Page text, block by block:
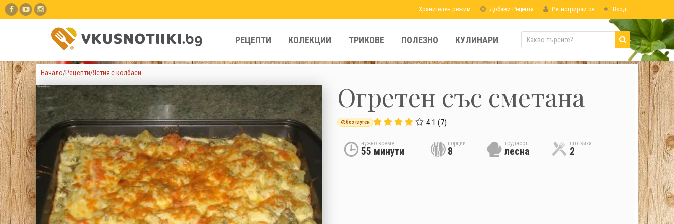
Хранителен режим Добави Рецепта Регистрирай се Вход
РЕЦЕПТИ КОЛЕКЦИИ ТРИКОВЕ ПОЛЕЗНО КУЛИНАРИ
Начало/Рецепти/Ястия с колбаси
Огретен със сметана
без глутен 4.1 (7)
нужно време
55 минути
порции
8
трудност
лесна
сготвиха
2